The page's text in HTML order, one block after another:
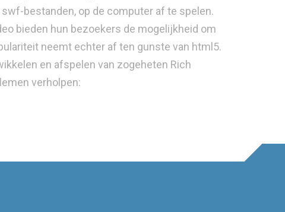
bestanden, op de computer af te spelen.
bieden hun bezoekers de mogelijkheid om
neemt echter af ten gunste van html5.
en afspelen van zogeheten Rich
verholpen: